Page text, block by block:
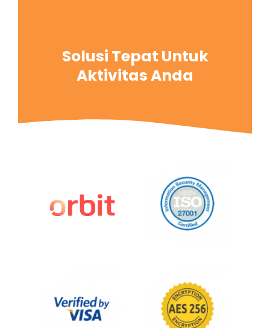
Solusi Tepat Untuk
Aktivitas Anda